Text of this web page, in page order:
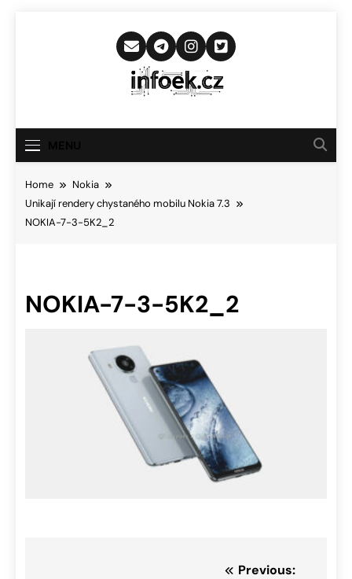
Infoek.cz
Novinkám
Home
Nokia
Unikají rendery chystaného mobilu Nokia 7.3
NOKIA-7-3-5K2_2
NOKIA-7-3-5K2_2
Previous: